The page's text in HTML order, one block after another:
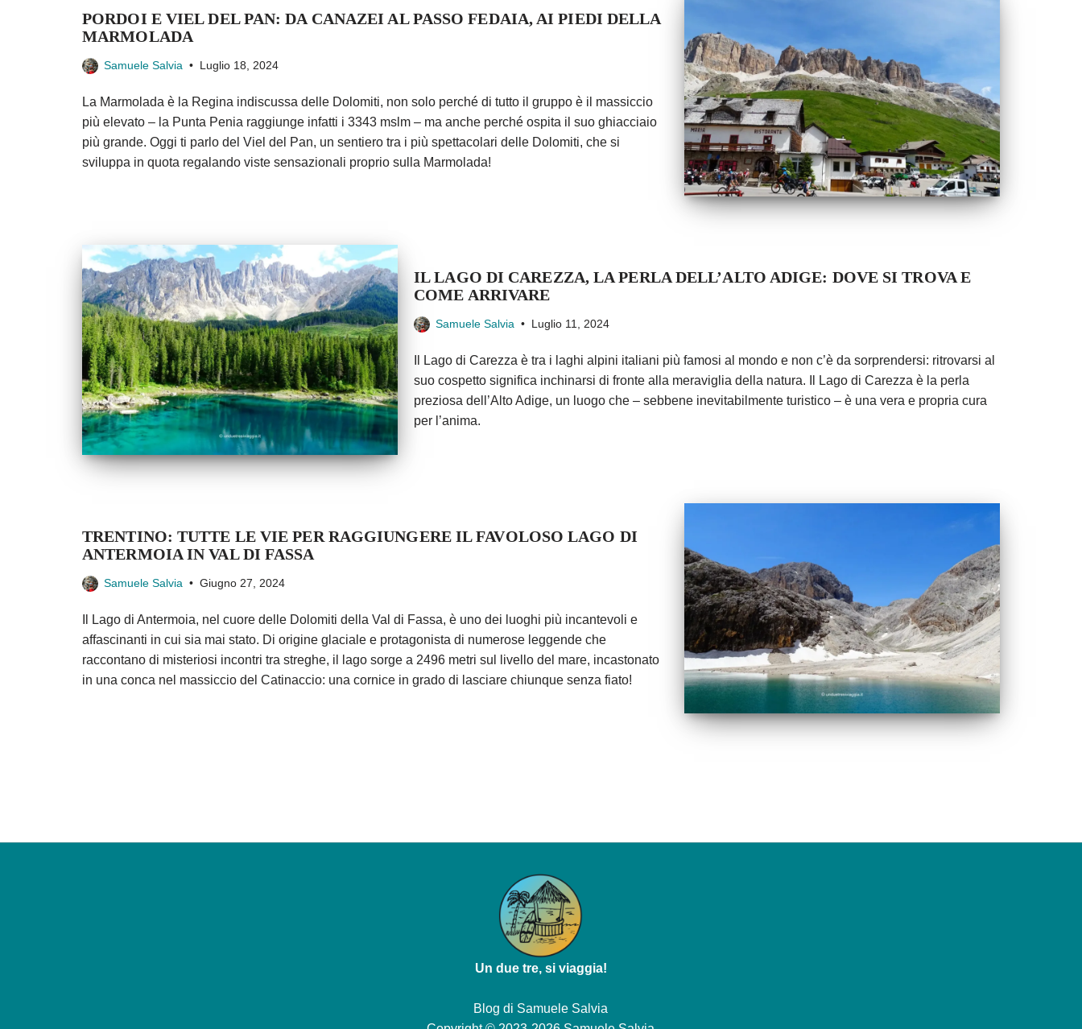
PORDOI E VIEL DEL PAN: DA CANAZEI AL PASSO FEDAIA, AI PIEDI DELLA
MARMOLADA
Samuele Salvia Luglio 18, 2024
La Marmolada è la Regina indiscussa delle Dolomiti, non solo perché di tutto il gruppo è il massiccio
più elevato – la Punta Penia raggiunge infatti i 3343 mslm – ma anche perché ospita il suo ghiacciaio
più grande. Oggi ti parlo del Viel del Pan, un sentiero tra i più spettacolari delle Dolomiti, che si
sviluppa in quota regalando viste sensazionali proprio sulla Marmolada!
IL LAGO DI CAREZZA, LA PERLA DELL’ALTO ADIGE: DOVE SI TROVA E
COME ARRIVARE
Samuele Salvia Luglio 11, 2024
Il Lago di Carezza è tra i laghi alpini italiani più famosi al mondo e non c’è da sorprendersi: ritrovarsi al
suo cospetto significa inchinarsi di fronte alla meraviglia della natura. Il Lago di Carezza è la perla
preziosa dell’Alto Adige, un luogo che – sebbene inevitabilmente turistico – è una vera e propria cura
per l’anima.
TRENTINO: TUTTE LE VIE PER RAGGIUNGERE IL FAVOLOSO LAGO DI
ANTERMOIA IN VAL DI FASSA
Samuele Salvia Giugno 27, 2024
Il Lago di Antermoia, nel cuore delle Dolomiti della Val di Fassa, è uno dei luoghi più incantevoli e
affascinanti in cui sia mai stato. Di origine glaciale e protagonista di numerose leggende che
raccontano di misteriosi incontri tra streghe, il lago sorge a 2496 metri sul livello del mare, incastonato
in una conca nel massiccio del Catinaccio: una cornice in grado di lasciare chiunque senza fiato!
Un due tre, si viaggia!
Blog di Samuele Salvia